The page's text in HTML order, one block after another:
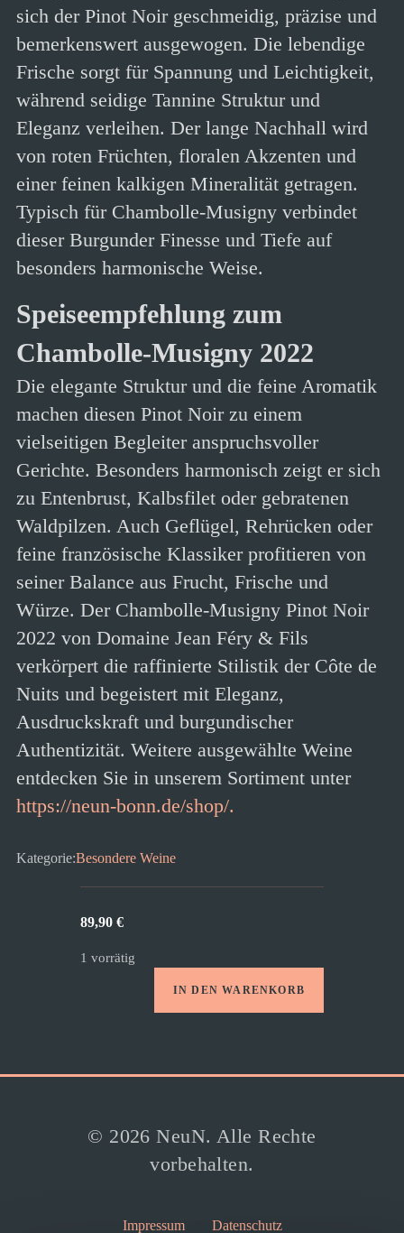
sich der Pinot Noir geschmeidig, präzise und
bemerkenswert ausgewogen. Die lebendige
Frische sorgt für Spannung und Leichtigkeit,
während seidige Tannine Struktur und
Eleganz verleihen. Der lange Nachhall wird
von roten Früchten, floralen Akzenten und
einer feinen kalkigen Mineralität getragen.
Typisch für Chambolle-Musigny verbindet
dieser Burgunder Finesse und Tiefe auf
besonders harmonische Weise.
Speiseempfehlung zum
Chambolle-Musigny 2022
Die elegante Struktur und die feine Aromatik
machen diesen Pinot Noir zu einem
vielseitigen Begleiter anspruchsvoller
Gerichte. Besonders harmonisch zeigt er sich
zu Entenbrust, Kalbsfilet oder gebratenen
Waldpilzen. Auch Geflügel, Rehrücken oder
feine französische Klassiker profitieren von
seiner Balance aus Frucht, Frische und
Würze. Der Chambolle-Musigny Pinot Noir
2022 von Domaine Jean Féry & Fils
verkörpert die raffinierte Stilistik der Côte de
Nuits und begeistert mit Eleganz,
Ausdruckskraft und burgundischer
Authentizität. Weitere ausgewählte Weine
entdecken Sie in unserem Sortiment unter
https://neun-bonn.de/shop/.
Kategorie:Besondere Weine
89,90 €
1 vorrätig
Chambolle-
IN DEN WARENKORB
© 2026 NeuN. Alle Rechte
vorbehalten.
Impressum Datenschutz